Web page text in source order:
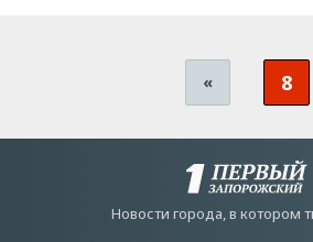
« 8
Новости города, в котором